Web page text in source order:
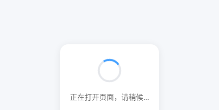
正在打开页面，请稍候...